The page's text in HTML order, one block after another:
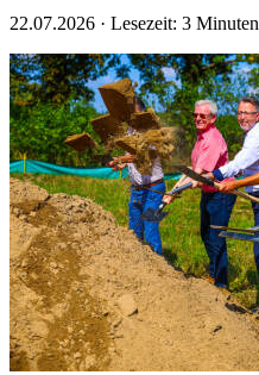
22.07.2026 · Lesezeit: 3 Minuten